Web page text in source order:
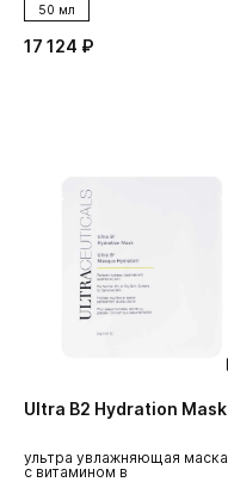
50 мл
17 124 ₽
Ultra B2 Hydration Mask
ультра увлажняющая маска
с витамином в